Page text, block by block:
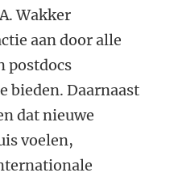
Wakker
aan door alle
postdocs
bieden. Daarnaast
dat nieuwe
voelen,